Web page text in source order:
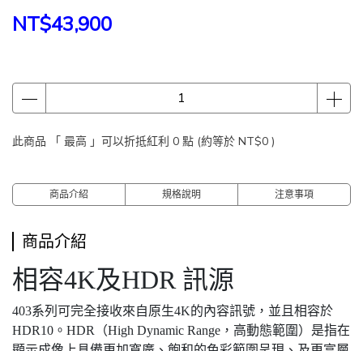
NT$43,900
此商品 「 最高 」可以折抵紅利 0 點 (約等於 NT$0 )
商品介紹 規格說明 注意事項
商品介紹
相容4K及HDR 訊源
403系列可完全接收來自原生4K的內容訊號，並且相容於
HDR10。HDR（High Dynamic Range，高動態範圍）是指在